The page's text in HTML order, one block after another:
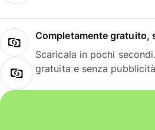
Completamente gratuito,
Scaricala in pochi
gratuita e senza